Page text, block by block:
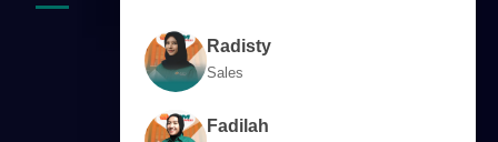
Radisty
Sales
Fadilah